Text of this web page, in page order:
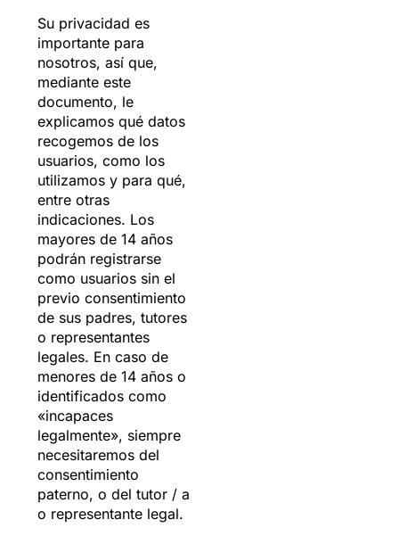
Su privacidad es
importante para
nosotros, así que,
mediante este
documento, le
explicamos qué datos
recogemos de los
usuarios, como los
utilizamos y para qué,
entre otras
indicaciones. Los
mayores de 14 años
podrán registrarse
como usuarios sin el
previo consentimiento
de sus padres, tutores
o representantes
legales. En caso de
menores de 14 años o
identificados como
«incapaces
legalmente», siempre
necesitaremos del
consentimiento
paterno, o del tutor / a
o representante legal.